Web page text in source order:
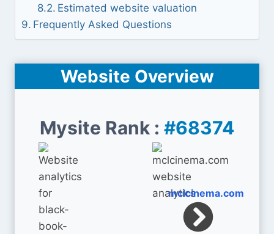
Estimated website valuation
Frequently Asked Questions
Website Overview
Mysite Rank : #68374
mclcinema.com